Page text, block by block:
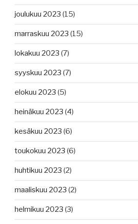
joulukuu 2023 (15)
marraskuu 2023 (15)
lokakuu 2023 (7)
syyskuu 2023 (7)
elokuu 2023 (5)
heinäkuu 2023 (4)
kesäkuu 2023 (6)
toukokuu 2023 (6)
huhtikuu 2023 (2)
maaliskuu 2023 (2)
helmikuu 2023 (3)